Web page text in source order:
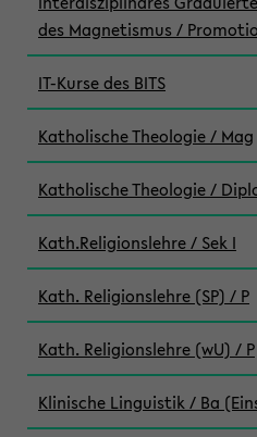
des Magnetismus /
IT-Kurse des BITS
Katholische Theologie / Mag
Katholische Theologie /
Kath.Religionslehre / Sek I
Kath. Religionslehre (SP) / P
Kath. Religionslehre (wU) / P
Klinische Linguistik / Ba